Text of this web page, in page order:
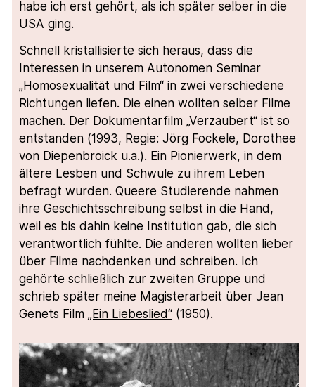
habe ich erst gehört, als ich später selber in die
USA ging.
Schnell kristallisierte sich heraus, dass die
Interessen in unserem Autonomen Seminar
„Homosexualität und Film“ in zwei verschiedene
Richtungen liefen. Die einen wollten selber Filme
machen. Der Dokumentarfilm„Verzaubert“ ist so
entstanden (1993, Regie: Jörg Fockele, Dorothee
von Diepenbroick u.a.). Ein Pionierwerk, in dem
ältere Lesben und Schwule zu ihrem Leben
befragt wurden. Queere Studierende nahmen
ihre Geschichtsschreibung selbst in die Hand,
weil es bis dahin keine Institution gab, die sich
verantwortlich fühlte. Die anderen wollten lieber
über Filme nachdenken und schreiben. Ich
gehörte schließlich zur zweiten Gruppe und
schrieb später meine Magisterarbeit über Jean
Genets Film„Ein Liebeslied“ (1950).